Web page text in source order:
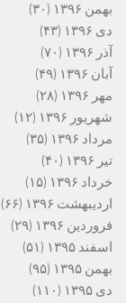
بهمن ۱۳۹۶
(۳۰)
دی ۱۳۹۶
(۴۳)
آذر ۱۳۹۶
(۷۰)
آبان ۱۳۹۶
(۴۹)
مهر ۱۳۹۶
(۲۸)
شهریور ۱۳۹۶
(۱۲)
مرداد ۱۳۹۶
(۳۵)
تیر ۱۳۹۶
(۴۰)
خرداد ۱۳۹۶
(۱۵)
اردیبهشت ۱۳۹۶
(۶۶)
فروردین ۱۳۹۶
(۲۹)
اسفند ۱۳۹۵
(۵۱)
بهمن ۱۳۹۵
(۹۵)
دی ۱۳۹۵
(۱۱۰)